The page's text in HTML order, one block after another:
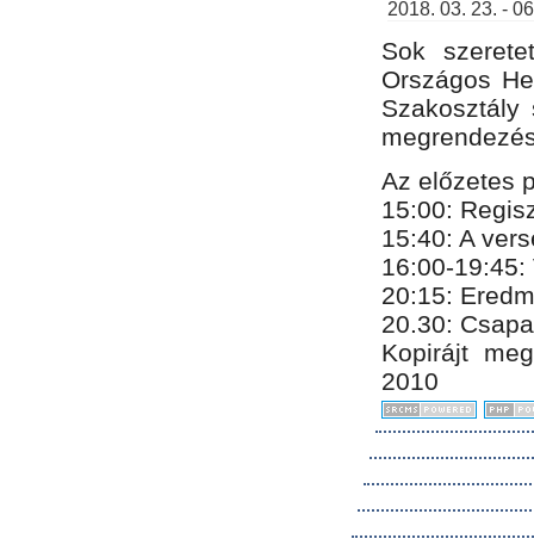
2018. 03. 23. -
Sok
Országos
Az előzetes
15:00:
15:40: A
16:00-19:45:
20:​15​:
​20.30:
Kopirájt
2010